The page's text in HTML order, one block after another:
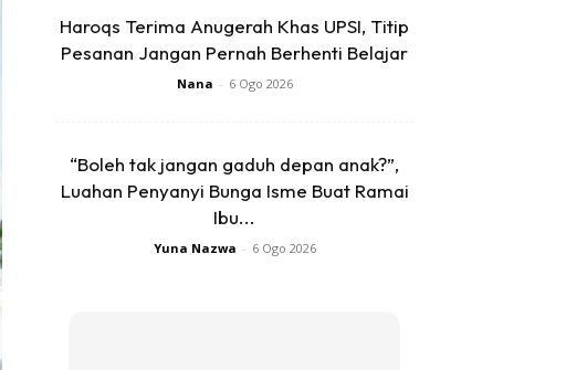
Haroqs Terima Anugerah Khas UPSI, Titip
Pesanan Jangan Pernah Berhenti Belajar
Nana - 6 Ogo 2026
“Boleh tak jangan gaduh depan anak?”,
Luahan Penyanyi Bunga Isme Buat Ramai
Ibu...
Yuna Nazwa - 6 Ogo 2026